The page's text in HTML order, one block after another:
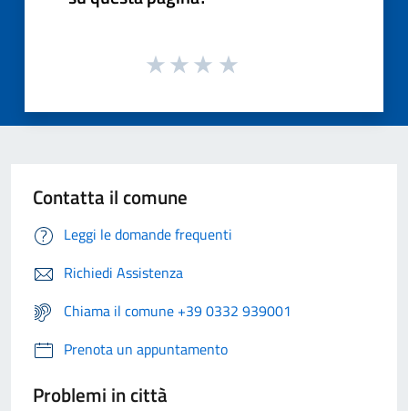
Contatta il comune
Leggi le domande frequenti
Richiedi Assistenza
Chiama il comune +39 0332 939001
Prenota un appuntamento
Problemi in città